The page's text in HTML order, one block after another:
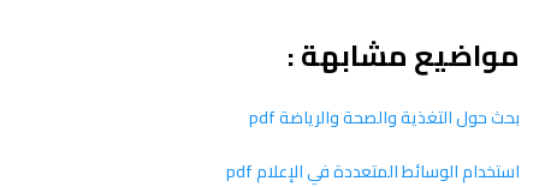
مواضيع مشابهة :
بحث حول التغذية والصحة والرياضة pdf
استخدام الوسائط المتعددة في الإعلام pdf